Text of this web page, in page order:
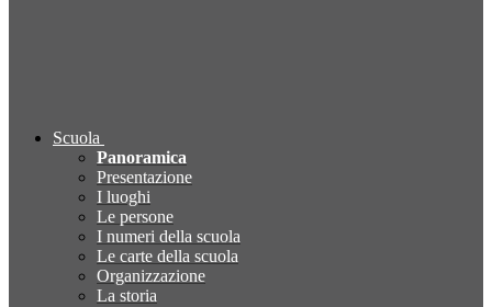
Scuola
Panoramica
Presentazione
I luoghi
Le persone
I numeri della scuola
Le carte della scuola
Organizzazione
La storia